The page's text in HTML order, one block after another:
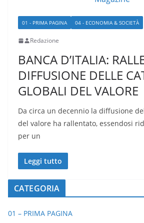
01 - PRIMA PAGINA 04 - ECONOMIA & SOCIETÀ
Redazione
BANCA D’ITALIA:
DIFFUSIONE DELLE
GLOBALI DEL VALORE
Da circa un decennio la diffusione
del valore ha rallentato, essendosi
per un
Leggi tutto
CATEGORIA
01 – PRIMA PAGINA